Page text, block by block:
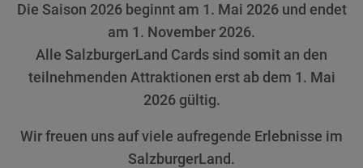
Die Saison 2026 beginnt am 1. Mai 2026 und endet
am 1. November 2026.
Alle SalzburgerLand Cards sind somit an den
teilnehmenden Attraktionen erst ab dem 1. Mai
2026 gültig.
Wir freuen uns auf viele aufregende Erlebnisse im
SalzburgerLand.